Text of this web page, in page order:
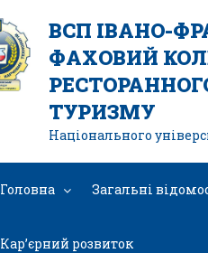
ВСП ІВАНО-
ФАХОВИЙ
ТУРИЗМУ
Національного
Головна Загальні
Кар’єрний розвиток